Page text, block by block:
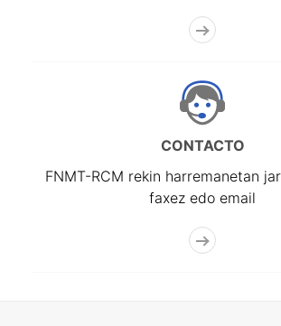
CONTACTO
FNMT-RCM rekin harremanetan
faxez edo email